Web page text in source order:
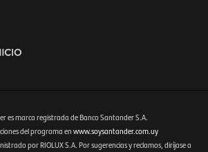
Uruguay
es marca registrada de Banco Santander S.A.
del programa en www.soysantander.com.uy
por RIOLUX S.A. Por sugerencias y reclamos, diríjase a